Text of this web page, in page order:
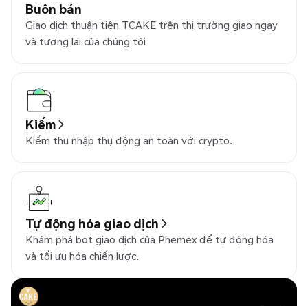
Buôn bán
Giao dịch thuận tiện TCAKE trên thị trường giao ngay
và tương lai của chúng tôi
Kiếm
Kiếm thu nhập thụ động an toàn với crypto.
Tự động hóa giao dịch
Khám phá bot giao dịch của Phemex để tự động hóa
và tối ưu hóa chiến lược.